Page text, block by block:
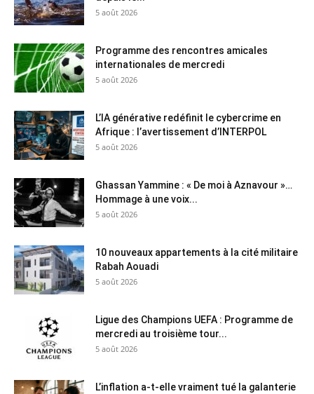
5 août 2026
Programme des rencontres amicales
internationales de mercredi
5 août 2026
L’IA générative redéfinit le cybercrime en
Afrique : l’avertissement d’INTERPOL
5 août 2026
Ghassan Yammine : « De moi à Aznavour »…
Hommage à une voix...
5 août 2026
10 nouveaux appartements à la cité militaire
Rabah Aouadi
5 août 2026
Ligue des Champions UEFA : Programme de
mercredi au troisième tour...
5 août 2026
L’inflation a-t-elle vraiment tué la galanterie